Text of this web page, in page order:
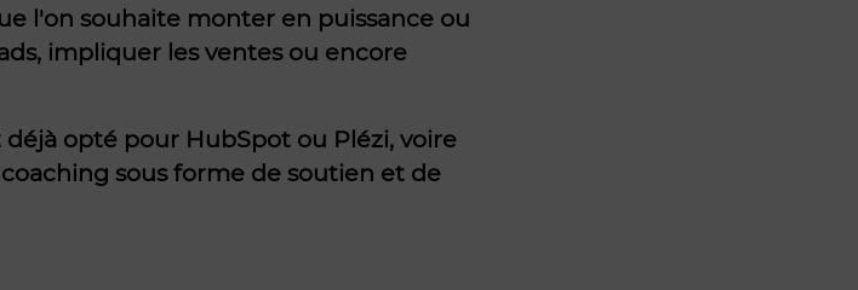
l'on souhaite monter en puissance ou
impliquer les ventes ou encore
opté pour HubSpot ou Plézi, voire
sous forme de soutien et de